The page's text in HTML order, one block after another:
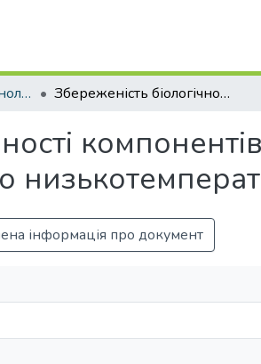
Кафедра Харчові технологіі та готельно-ресторанна справа Збереженість біологічної цінності компонентів заморожених ягідних сумішей за тривалого низькотемпературного зберігання
інформація про документ